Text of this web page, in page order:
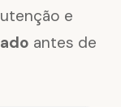
e
antes de